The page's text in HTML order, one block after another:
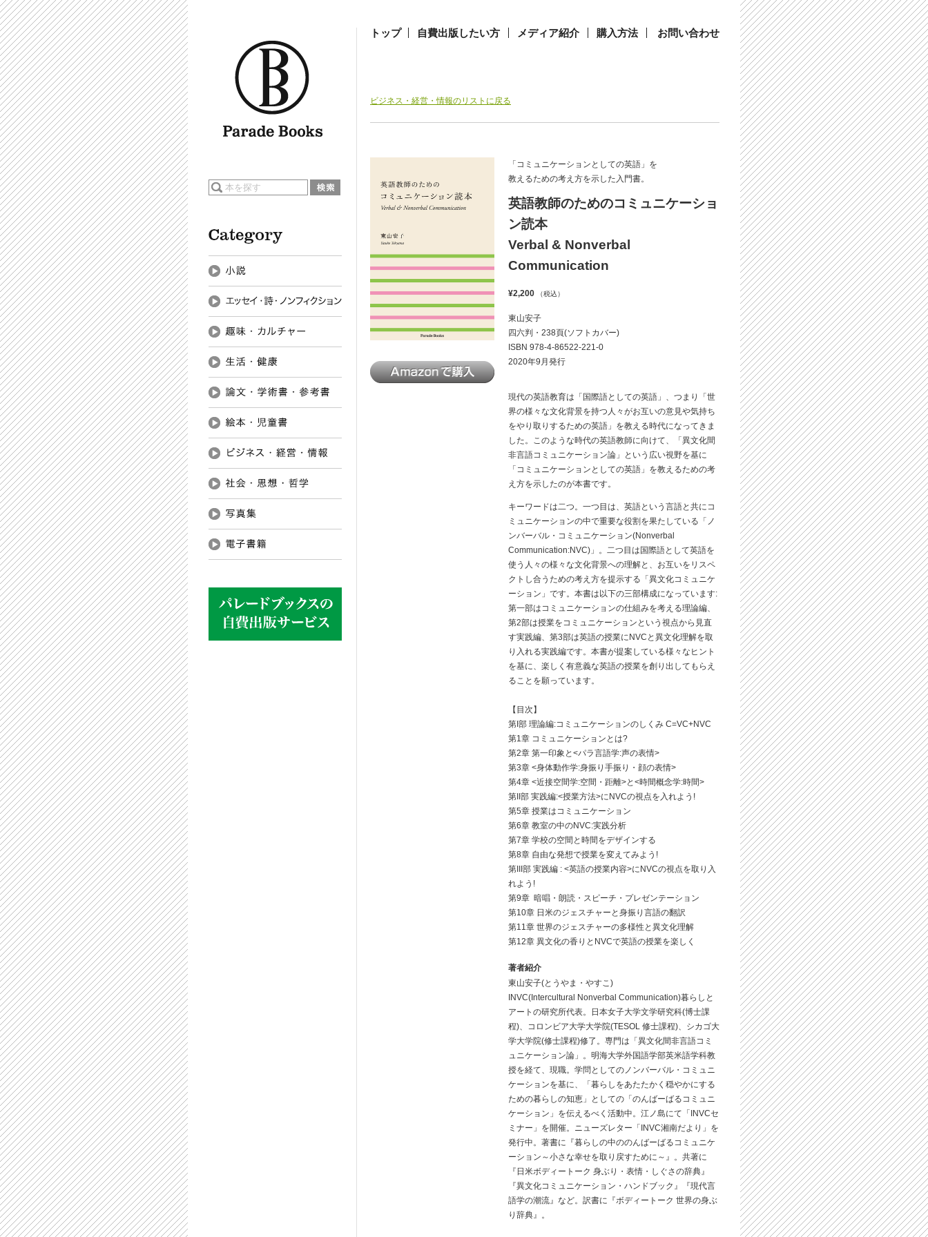
トップ 自費出版したい方 メディア紹介 購入方法 お問い合わせ
ビジネス・経営・情報のリストに戻る
「コミュニケーションとしての英語」を
教えるための考え方を示した入門書。
英語教師のためのコミュニケーショ
ン読本
Verbal & Nonverbal
Communication
¥2,200 （税込）
東山安子
四六判・238頁(ソフトカバー)
ISBN 978-4-86522-221-0
2020年9月発行
現代の英語教育は「国際語としての英語」、つまり「世
界の様々な文化背景を持つ人々がお互いの意見や気持ち
をやり取りするための英語」を教える時代になってきま
した。このような時代の英語教師に向けて、「異文化間
非言語コミュニケーション論」という広い視野を基に
「コミュニケーションとしての英語」を教えるための考
え方を示したのが本書です。
キーワードは二つ。一つ目は、英語という言語と共にコ
ミュニケーションの中で重要な役割を果たしている「ノ
ンバーバル・コミュニケーション(Nonverbal
Communication:NVC)」。二つ目は国際語として英語を
使う人々の様々な文化背景への理解と、お互いをリスペ
クトし合うための考え方を提示する「異文化コミュニケ
ーション」です。本書は以下の三部構成になっています:
第一部はコミュニケーションの仕組みを考える理論編、
第2部は授業をコミュニケーションという視点から見直
す実践編、第3部は英語の授業にNVCと異文化理解を取
り入れる実践編です。本書が提案している様々なヒント
を基に、楽しく有意義な英語の授業を創り出してもらえ
ることを願っています。
【目次】
第I部 理論編:コミュニケーションのしくみ C=VC+NVC
第1章 コミュニケーションとは?
第2章 第一印象と<パラ言語学:声の表情>
第3章 <身体動作学:身振り手振り・顔の表情>
第4章 <近接空間学:空間・距離>と<時間概念学:時間>
第II部 実践編:<授業方法>にNVCの視点を入れよう!
第5章 授業はコミュニケーション
第6章 教室の中のNVC:実践分析
第7章 学校の空間と時間をデザインする
第8章 自由な発想で授業を変えてみよう!
第III部 実践編 : <英語の授業内容>にNVCの視点を取り入
れよう!
第9章 暗唱・朗読・スピーチ・プレゼンテーション
第10章 日米のジェスチャーと身振り言語の翻訳
第11章 世界のジェスチャーの多様性と異文化理解
第12章 異文化の香りとNVCで英語の授業を楽しく
著者紹介
東山安子(とうやま・やすこ)
INVC(Intercultural Nonverbal Communication)暮らしと
アートの研究所代表。日本女子大学文学研究科(博士課
程)、コロンビア大学大学院(TESOL 修士課程)、シカゴ大
学大学院(修士課程)修了。専門は「異文化間非言語コミ
ュニケーション論」。明海大学外国語学部英米語学科教
授を経て、現職。学問としてのノンバーバル・コミュニ
ケーションを基に、「暮らしをあたたかく穏やかにする
ための暮らしの知恵」としての「のんばーばるコミュニ
ケーション」を伝えるべく活動中。江ノ島にて「INVCセ
ミナー」を開催。ニューズレター「INVC湘南だより」を
発行中。著書に『暮らしの中ののんばーばるコミュニケ
ーション～小さな幸せを取り戻すために～』。共著に
『日米ボディートーク 身ぶり・表情・しぐさの辞典』
『異文化コミュニケーション・ハンドブック』『現代言
語学の潮流』など。訳書に『ボディートーク 世界の身ぶ
り辞典』。